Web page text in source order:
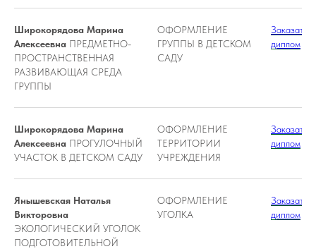
Широкорядова Марина
Алексеевна ПРЕДМЕТНО-
ПРОСТРАНСТВЕННАЯ
РАЗВИВАЮЩАЯ СРЕДА
ГРУППЫ
ОФОРМЛЕНИЕ
ГРУППЫ В ДЕТСКОМ
САДУ
Заказать
диплом
Широкорядова Марина
Алексеевна ПРОГУЛОЧНЫЙ
УЧАСТОК В ДЕТСКОМ САДУ
ОФОРМЛЕНИЕ
ТЕРРИТОРИИ
УЧРЕЖДЕНИЯ
Заказать
диплом
Янышевская Наталья
Викторовна
ЭКОЛОГИЧЕСКИЙ УГОЛОК
ПОДГОТОВИТЕЛЬНОЙ
ОФОРМЛЕНИЕ
УГОЛКА
Заказать
диплом